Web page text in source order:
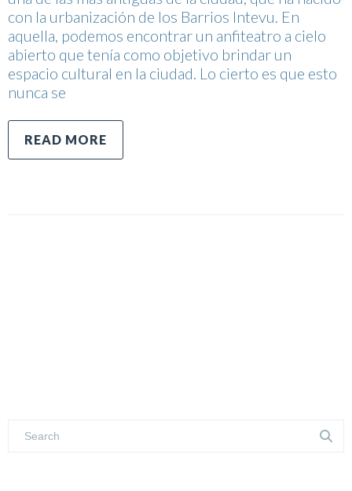
con la urbanización de los Barrios Intevu. En
aquella, podemos encontrar un anfiteatro a cielo
abierto que tenía como objetivo brindar un
espacio cultural en la ciudad. Lo cierto es que esto
nunca se
READ MORE